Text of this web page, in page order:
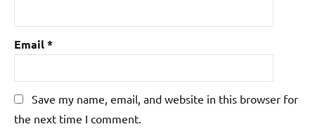
Email*
Save my name, email, and website in this browser for
the next time I comment.